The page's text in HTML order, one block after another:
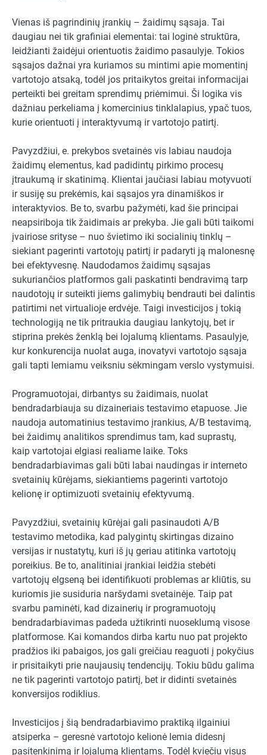
Vienas iš pagrindinių įrankių – žaidimų sąsaja. Tai
daugiau nei tik grafiniai elementai: tai loginė struktūra,
leidžianti žaidėjui orientuotis žaidimo pasaulyje. Tokios
sąsajos dažnai yra kuriamos su mintimi apie momentinį
vartotojo atsaką, todėl jos pritaikytos greitai informacijai
perteikti bei greitam sprendimų priėmimui. Ši logika vis
dažniau perkeliama į komercinius tinklalapius, ypač tuos,
kurie orientuoti į interaktyvumą ir vartotojo patirtį.
Pavyzdžiui, e. prekybos svetainės vis labiau naudoja
žaidimų elementus, kad padidintų pirkimo procesų
įtraukumą ir skatinimą. Klientai jaučiasi labiau motyvuoti
ir susiję su prekėmis, kai sąsajos yra dinamiškos ir
interaktyvios. Be to, svarbu pažymėti, kad šie principai
neapsiriboja tik žaidimais ar prekyba. Jie gali būti taikomi
įvairiose srityse – nuo švietimo iki socialinių tinklų –
siekiant pagerinti vartotojų patirtį ir padaryti ją malonesnę
bei efektyvesnę. Naudodamos žaidimų sąsajas
sukuriančios platformos gali paskatinti bendravimą tarp
naudotojų ir suteikti jiems galimybių bendrauti bei dalintis
patirtimi net virtualioje erdvėje. Taigi investicijos į tokią
technologiją ne tik pritraukia daugiau lankytojų, bet ir
stiprina prekės ženklą bei lojalumą klientams. Pasaulyje,
kur konkurencija nuolat auga, inovatyvi vartotojo sąsaja
gali tapti lemiamu veiksniu sėkmingam verslo vystymuisi.
Programuotojai, dirbantys su žaidimais, nuolat
bendradarbiauja su dizaineriais testavimo etapuose. Jie
naudoja automatinius testavimo įrankius, A/B testavimą,
bei žaidimų analitikos sprendimus tam, kad suprastų,
kaip vartotojai elgiasi realiame laike. Toks
bendradarbiavimas gali būti labai naudingas ir interneto
svetainių kūrėjams, siekiantiems pagerinti vartotojo
kelionę ir optimizuoti svetainių efektyvumą.
Pavyzdžiui, svetainių kūrėjai gali pasinaudoti A/B
testavimo metodika, kad palygintų skirtingas dizaino
versijas ir nustatytų, kuri iš jų geriau atitinka vartotojų
poreikius. Be to, analitiniai įrankiai leidžia stebėti
vartotojų elgseną bei identifikuoti problemas ar kliūtis, su
kuriomis jie susiduria naršydami svetainėje. Taip pat
svarbu paminėti, kad dizainerių ir programuotojų
bendradarbiavimas padeda užtikrinti nuoseklumą visose
platformose. Kai komandos dirba kartu nuo pat projekto
pradžios iki pabaigos, jos gali greičiau reaguoti į pokyčius
ir prisitaikyti prie naujausių tendencijų. Tokiu būdu galima
ne tik pagerinti vartotojo patirtį, bet ir didinti svetainės
konversijos rodiklius.
Investicijos į šią bendradarbiavimo praktiką ilgainiui
atsiperka – geresnė vartotojo kelionė lemia didesnį
pasitenkinimą ir lojalumą klientams. Todėl kviečiu visus